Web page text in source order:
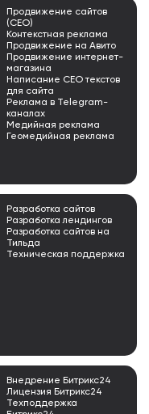
Продвижение сайтов
(СЕО)
Контекстная реклама
Продвижение на Авито
Продвижение интернет-
магазина
Написание СЕО текстов
для сайта
Реклама в Telegram-
каналах
Медийная реклама
Геомедийная реклама
Разработка сайтов
Разработка лендингов
Разработка сайтов на
Тильда
Техническая поддержка
Внедрение Битрикс24
Лицензия Битрикс24
Техподдержка